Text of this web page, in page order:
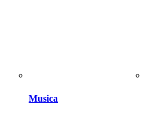
Musica